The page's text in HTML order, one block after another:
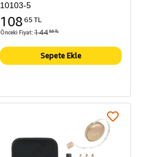
10103-5
108 65 TL
Önceki Fiyat:144 86 TL
Sepete Ekle